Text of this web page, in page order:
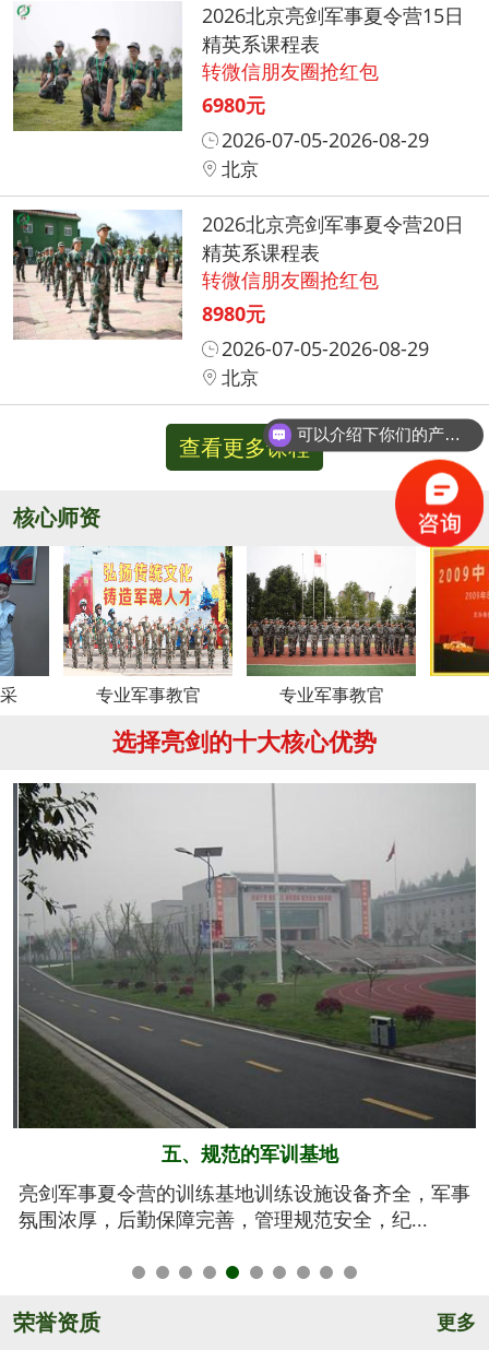
2026北京亮剑军事夏令营15日
精英系课程表
转微信朋友圈抢红包
6980元
2026-07-05-2026-08-29
北京
2026北京亮剑军事夏令营20日
精英系课程表
转微信朋友圈抢红包
8980元
2026-07-05-2026-08-29
北京
查看更多课程
核心师资 更多
专业军事教官 专业军事教官
选择亮剑的十大核心优势
六、系统的安全保障
我们将安全视为生命，安全高于一切！从孩子训练期
间的衣、食、住、行全方位有效管控，由生活...
荣誉资质 更多
可以介绍下你们的产品么？